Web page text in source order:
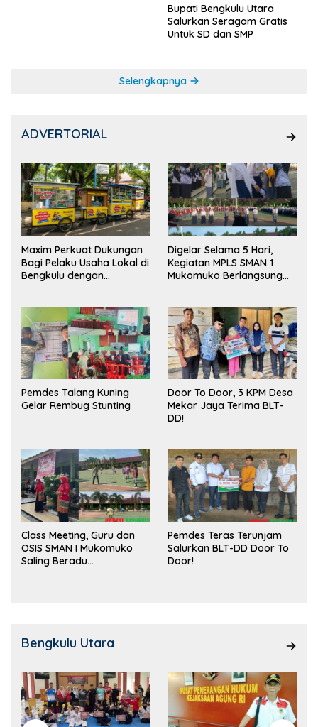
Bupati Bengkulu Utara
Salurkan Seragam Gratis
Untuk SD dan SMP
Selengkapnya
ADVERTORIAL
Maxim Perkuat Dukungan
Bagi Pelaku Usaha Lokal di
Bengkulu dengan
Pasar
Digelar Selama 5 Hari,
Kegiatan MPLS SMAN 1
Mukomuko Berlangsung
Pemdes Talang Kuning
Gelar Rembug Stunting
Door To Door, 3 KPM Desa
Mekar Jaya Terima BLT-
DD!
Class Meeting, Guru dan
OSIS SMAN I Mukomuko
Saling Beradu
Pemdes Teras Terunjam
Salurkan BLT-DD Door To
Door!
Bengkulu Utara